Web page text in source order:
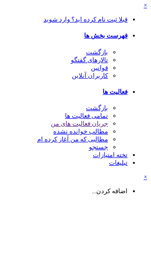
قبلا ثبت نام کرده اید؟ وارد شوید
فهرست بخش ها
بازگشت
تالارهای گفتگو
قوانین
کاربران آنلاین
فعالیت ها
بازگشت
تمامی فعالیت ها
جریان فعالیت های من
مطالب خوانده نشده
مطالبی که من آغاز کرده ام
جستجو
تخته امتیازات
تبلیغات
اضافه کردن...